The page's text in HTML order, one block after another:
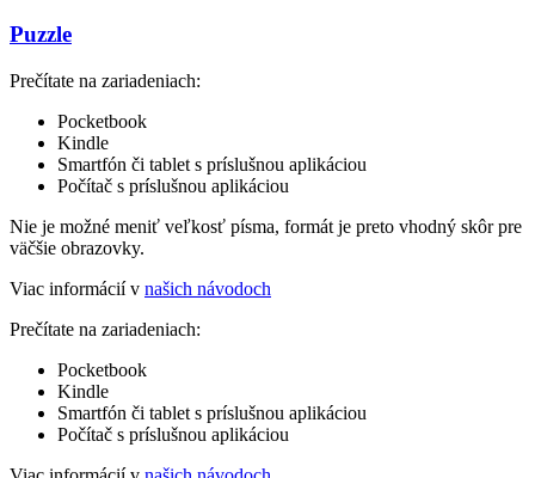
Puzzle
Prečítate na zariadeniach:
Pocketbook
Kindle
Smartfón či tablet s príslušnou aplikáciou
Počítač s príslušnou aplikáciou
Nie je možné meniť veľkosť písma, formát je preto vhodný skôr pre
väčšie obrazovky.
Viac informácií v našich návodoch
Prečítate na zariadeniach:
Pocketbook
Kindle
Smartfón či tablet s príslušnou aplikáciou
Počítač s príslušnou aplikáciou